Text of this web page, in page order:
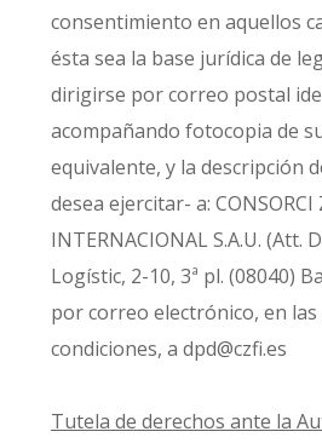
consentimiento en aquellos
ésta sea la base jurídica de
dirigirse por correo postal
acompañando fotocopia de
equivalente, y la descripción
desea ejercitar- a: CONSORCI
INTERNACIONAL S.A.U. (Att.
Logístic, 2-10, 3ª pl. (08040)
por correo electrónico, en las
condiciones, a dpd@czfi.es
Tutela de derechos ante la